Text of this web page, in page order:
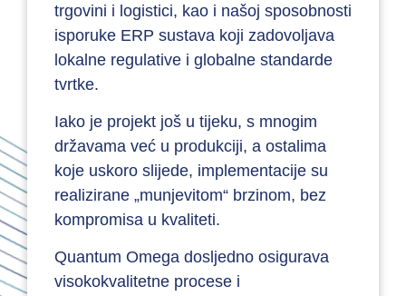
trgovini i logistici, kao i našoj sposobnosti
isporuke ERP sustava koji zadovoljava
lokalne regulative i globalne standarde
tvrtke.
Iako je projekt još u tijeku, s mnogim
državama već u produkciji, a ostalima
koje uskoro slijede, implementacije su
realizirane „munjevitom“ brzinom, bez
kompromisa u kvaliteti.
Quantum Omega dosljedno osigurava
visokokvalitetne procese i